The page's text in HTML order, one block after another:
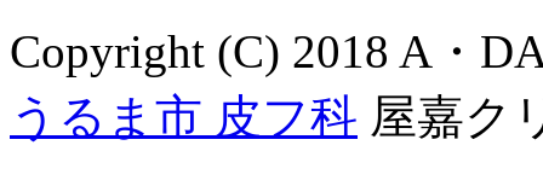
Copyright (C) 2018 A・
うるま市 皮フ科 屋嘉ク